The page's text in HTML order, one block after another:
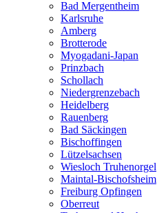
Bad Mergentheim
Karlsruhe
Amberg
Brotterode
Myogadani-Japan
Prinzbach
Schollach
Niedergrenzebach
Heidelberg
Rauenberg
Bad Säckingen
Bischoffingen
Lützelsachsen
Wiesloch Truhenorgel
Maintal-Bischofsheim
Freiburg Opfingen
Oberreut